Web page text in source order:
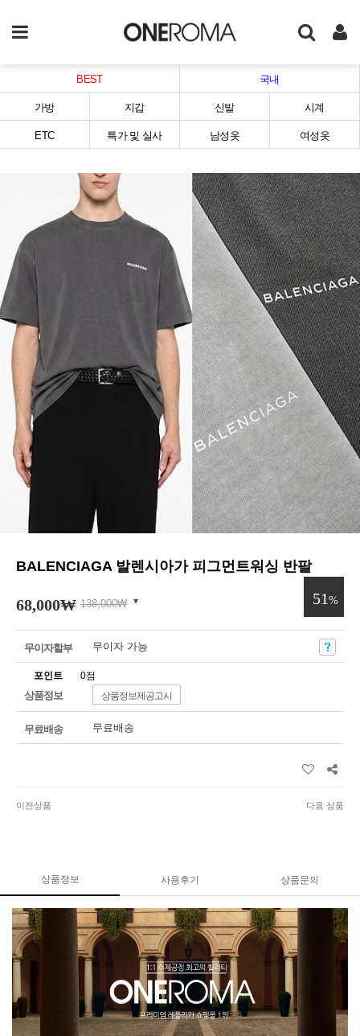
BEST 국내
가방 지갑 신발 시계
ETC 특가 및 실사 남성옷 여성옷
BALENCIAGA 발렌시아가 피그먼트워싱 반팔
68,000₩ 138,000₩ 51 %
무이자할부 무이자 가능
포인트 0점
상품정보 상품정보제공고시
무료배송 무료배송
이전상품 다음 상품
상품정보 사용후기 상품문의